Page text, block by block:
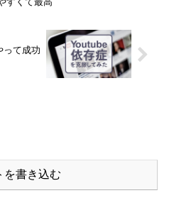
って成功
を書き込む